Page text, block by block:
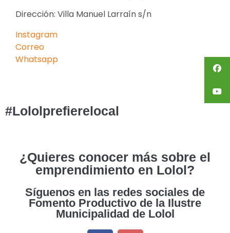
Dirección: Villa Manuel Larraín s/n
Instagram
Correo
Whatsapp
#Lololprefierelocal
¿Quieres conocer más sobre el
emprendimiento en Lolol?
Síguenos en las redes sociales de
Fomento Productivo de la Ilustre
Municipalidad de Lolol